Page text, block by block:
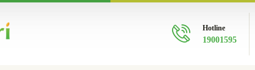
Hotline
19001595